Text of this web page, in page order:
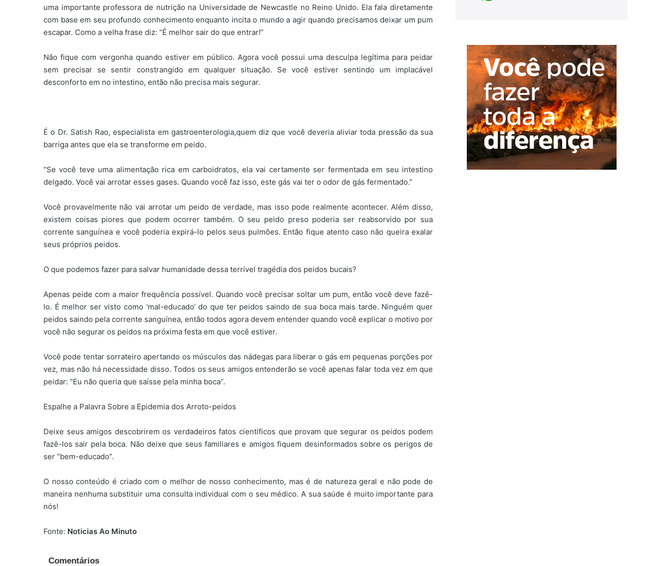
uma importante professora de nutrição na Universidade de Newcastle no Reino Unido. Ela fala diretamente
com base em seu profundo conhecimento enquanto incita o mundo a agir quando precisamos deixar um pum
escapar. Como a velha frase diz: “É melhor sair do que entrar!”
Não fique com vergonha quando estiver em público. Agora você possui uma desculpa legítima para peidar
sem precisar se sentir constrangido em qualquer situação. Se você estiver sentindo um implacável
desconforto em no intestino, então não precisa mais segurar.
É o Dr. Satish Rao, especialista em gastroenterologia,quem diz que você deveria aliviar toda pressão da sua
barriga antes que ela se transforme em peido.
“Se você teve uma alimentação rica em carboidratos, ela vai certamente ser fermentada em seu intestino
delgado. Você vai arrotar esses gases. Quando você faz isso, este gás vai ter o odor de gás fermentado.”
Você provavelmente não vai arrotar um peido de verdade, mas isso pode realmente acontecer. Além disso,
existem coisas piores que podem ocorrer também. O seu peido preso poderia ser reabsorvido por sua
corrente sanguínea e você poderia expirá-lo pelos seus pulmões. Então fique atento caso não queira exalar
seus próprios peidos.
O que podemos fazer para salvar humanidade dessa terrível tragédia dos peidos bucais?
Apenas peide com a maior frequência possível. Quando você precisar soltar um pum, então você deve fazê-
lo. É melhor ser visto como ‘mal-educado’ do que ter peidos saindo de sua boca mais tarde. Ninguém quer
peidos saindo pela corrente sanguínea, então todos agora devem entender quando você explicar o motivo por
você não segurar os peidos na próxima festa em que você estiver.
Você pode tentar sorrateiro apertando os músculos das nádegas para liberar o gás em pequenas porções por
vez, mas não há necessidade disso. Todos os seus amigos entenderão se você apenas falar toda vez em que
peidar: “Eu não queria que saísse pela minha boca”.
Espalhe a Palavra Sobre a Epidemia dos Arroto-peidos
Deixe seus amigos descobrirem os verdadeiros fatos científicos que provam que segurar os peidos podem
fazê-los sair pela boca. Não deixe que seus familiares e amigos fiquem desinformados sobre os perigos de
ser “bem-educado”.
O nosso conteúdo é criado com o melhor de nosso conhecimento, mas é de natureza geral e não pode de
maneira nenhuma substituir uma consulta individual com o seu médico. A sua saúde é muito importante para
nós!
Fonte: Noticias Ao Minuto
Comentários